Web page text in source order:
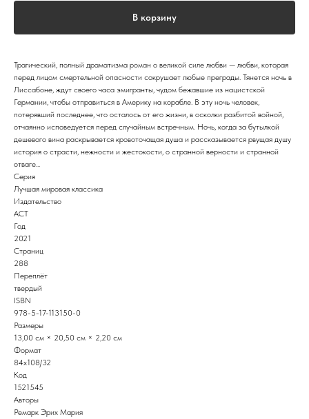
В корзину
Трагический, полный драматизма роман о великой силе любви — любви, которая
перед лицом смертельной опасности сокрушает любые преграды. Тянется ночь в
Лиссабоне, ждут своего часа эмигранты, чудом бежавшие из нацистской
Германии, чтобы отправиться в Америку на корабле. В эту ночь человек,
потерявший последнее, что осталось от его жизни, в осколки разбитой войной,
отчаянно исповедуется перед случайным встречным. Ночь, когда за бутылкой
дешевого вина раскрывается кровоточащая душа и рассказывается рвущая душу
история о страсти, нежности и жестокости, о странной верности и странной
отваге...
Серия
Лучшая мировая классика
Издательство
АСТ
Год
2021
Страниц
288
Переплёт
твердый
ISBN
978-5-17-113150-0
Размеры
13,00 см × 20,50 см × 2,20 см
Формат
84x108/32
Код
1521545
Авторы
Ремарк Эрих Мария